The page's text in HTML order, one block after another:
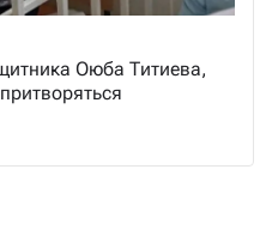
Оюба Титиева,